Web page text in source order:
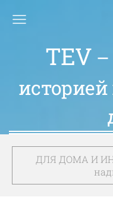
TEV
ДЛЯ ДОМА И